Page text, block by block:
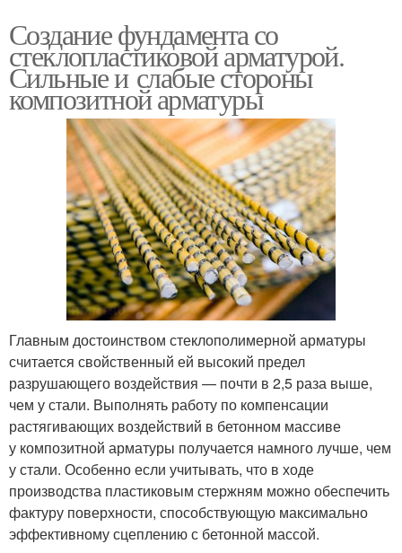
Создание фундамента со
стеклопластиковой арматурой.
Сильные и слабые стороны
композитной арматуры
Главным достоинством стеклополимерной арматуры
считается свойственный ей высокий предел
разрушающего воздействия — почти в 2,5 раза выше,
чем у стали. Выполнять работу по компенсации
растягивающих воздействий в бетонном массиве
у композитной арматуры получается намного лучше, чем
у стали. Особенно если учитывать, что в ходе
производства пластиковым стержням можно обеспечить
фактуру поверхности, способствующую максимально
эффективному сцеплению с бетонной массой.